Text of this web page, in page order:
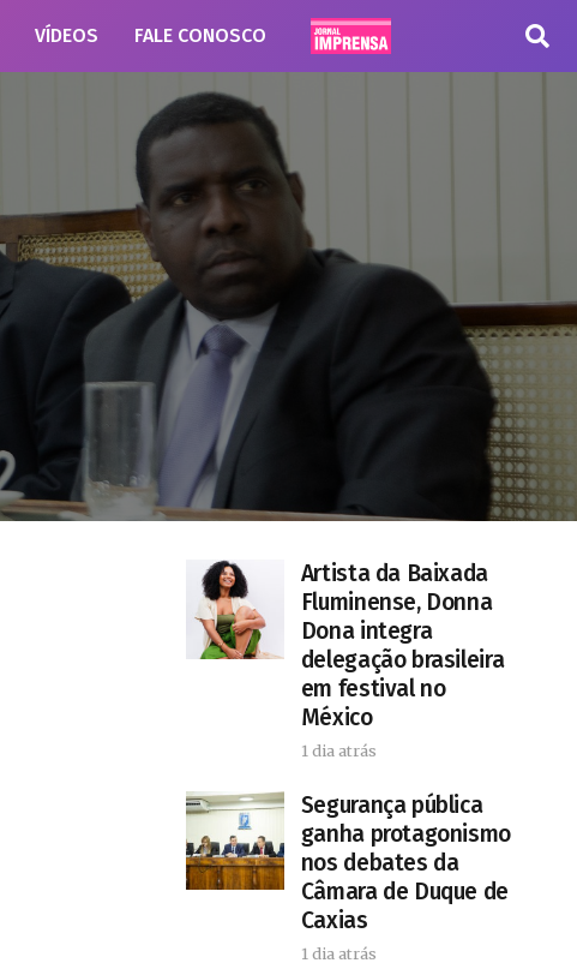
VÍDEOS FALE CONOSCO
Artista da Baixada
Fluminense, Donna
Dona integra
delegação brasileira
em festival no
México
1 dia atrás
Segurança pública
ganha protagonismo
nos debates da
Câmara de Duque de
Caxias
1 dia atrás